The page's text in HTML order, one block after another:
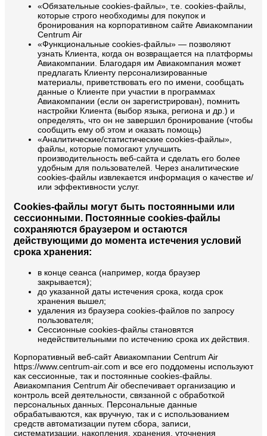
«Обязательные cookies-файлы», т.е. cookies-файлы,
которые строго необходимы для покупок и
бронирования на корпоративном сайте Авиакомпании
Centrum Air
«Функциональные cookies-файлы» — позволяют
узнать Клиента, когда он возвращается на платформы
Авиакомпании. Благодаря им Авиакомпания может
предлагать Клиенту персонализированные
материалы, приветствовать его по имени, сообщать
данные о Клиенте при участии в программах
Авиакомпании (если он зарегистрирован), помнить
настройки Клиента (выбор языка, региона и др.) и
определять, что он не завершил бронирование (чтобы
сообщить ему об этом и оказать помощь)
«Аналитические/статистические cookies-файлы»,
файлы, которые помогают улучшить
производительность веб-сайта и сделать его более
удобным для пользователей. Через аналитические
cookies-файлы извлекается информация о качестве и/
или эффективности услуг.
Cookies-файлы могут быть постоянными или
сессионными. Постоянные cookies-файлы
сохраняются браузером и остаются
действующими до момента истечения условий
срока хранения:
в конце сеанса (например, когда браузер
закрывается);
до указанной даты истечения срока, когда срок
хранения вышел;
удаления из браузера cookies-файлов по запросу
пользователя;
Сессионные cookies-файлы становятся
недействительными по истечению срока их действия.
Корпоративный веб-сайт Авиакомпании Centrum Air
https://www.centrum-air.com и все его поддомены используют
как сессионные, так и постоянные cookies-файлы.
Авиакомпания Centrum Air обеспечивает организацию и
контроль всей деятельности, связанной с обработкой
персональных данных. Персональные данные
обрабатываются, как вручную, так и с использованием
средств автоматизации путем сбора, записи,
систематизации, накопления, хранения, уточнения